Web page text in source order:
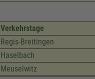
Verkehrstage
Regis-Breitingen
Haselbach
Meuselwitz